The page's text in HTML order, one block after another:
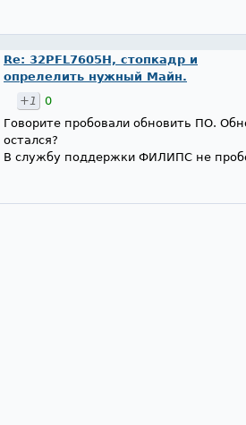
Re: 32PFL7605H, стопкадр и
опрелелить нужный Майн.
+1
0
Говорите пробовали обновить ПО.
остался?
В службу поддержки ФИЛИПС не